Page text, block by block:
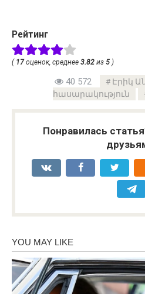
Рейтинг
( 17оценок, среднее 3.82 из 5 )
40 572
Էրիկ
հասարակություն
Понравилась